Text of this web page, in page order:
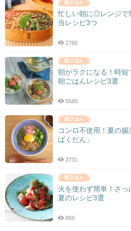
忙しい朝に◎レンジで
当レシピ3つ
2760
朝がラクになる！時短
朝ごはんレシピ3選
5580
コンロ不使用！夏の
ばくだん」
2731
火を使わず簡単！さっ
夏のレシピ3選
859